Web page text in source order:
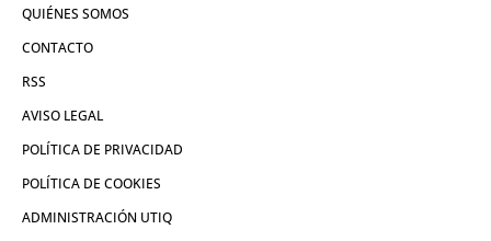
QUIÉNES SOMOS
CONTACTO
RSS
AVISO LEGAL
POLÍTICA DE PRIVACIDAD
POLÍTICA DE COOKIES
ADMINISTRACIÓN UTIQ